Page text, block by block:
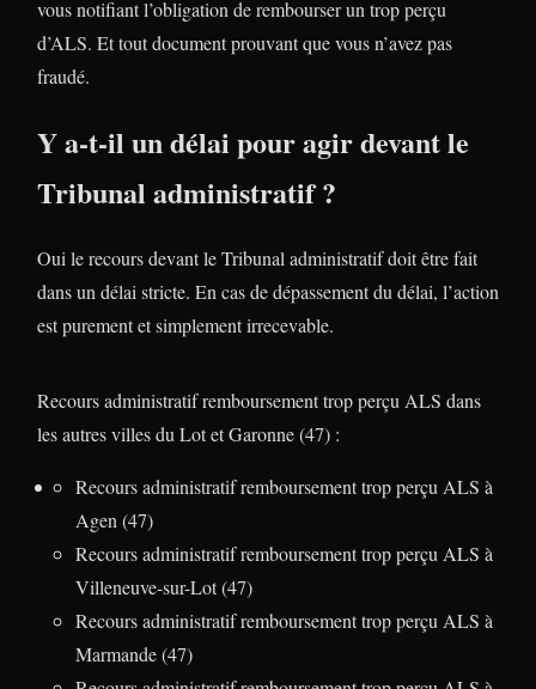
vous notifiant l’obligation de rembourser un trop perçu
d’ALS. Et tout document prouvant que vous n’avez pas
fraudé.
Y a-t-il un délai pour agir devant le
Tribunal administratif ?
Oui le recours devant le Tribunal administratif doit être fait
dans un délai stricte. En cas de dépassement du délai, l’action
est purement et simplement irrecevable.
Recours administratif remboursement trop perçu ALS dans
les autres villes du Lot et Garonne (47) :
Recours administratif remboursement trop perçu ALS à
Agen (47)
Recours administratif remboursement trop perçu ALS à
Villeneuve-sur-Lot (47)
Recours administratif remboursement trop perçu ALS à
Marmande (47)